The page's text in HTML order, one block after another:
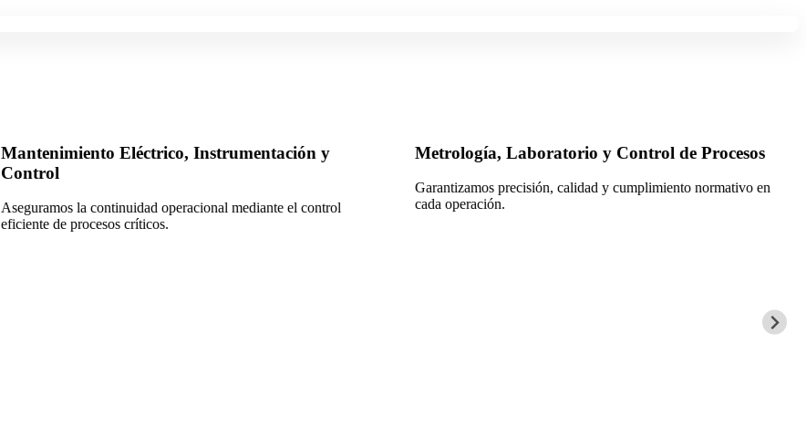
Mantenimiento Eléctrico, Instrumentación y
Control
Aseguramos la continuidad operacional mediante el control
eficiente de procesos críticos.
Metrología, Laboratorio y Control de Procesos
Garantizamos precisión, calidad y cumplimiento normativo en
cada operación.